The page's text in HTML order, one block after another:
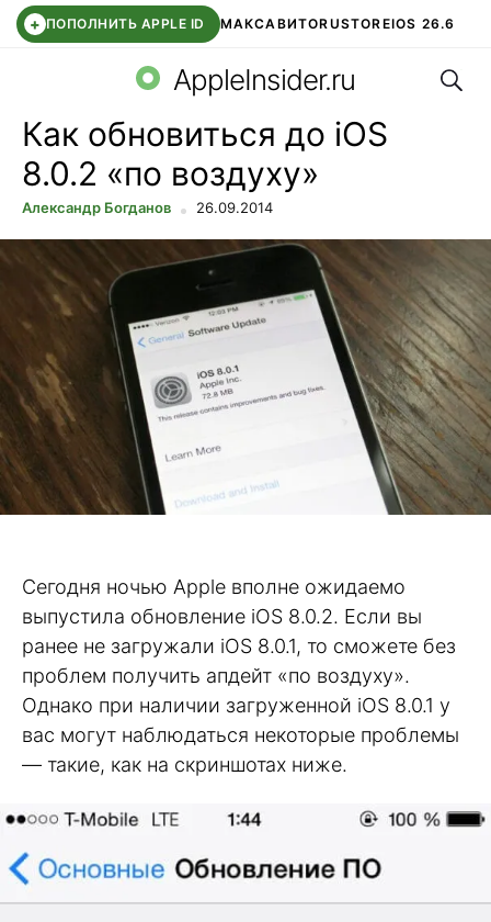
+ ПОПОЛНИТЬ APPLE ID МАКСАВИТОRUSTOREIOS 26.6
СБЕР КИДС ВТБ ОНЛАЙН ЧАТ В ROBLOX
AppleInsider.ru
Как обновиться до iOS
8.0.2 «по воздуху»
Александр Богданов 26.09.2014
Сегодня ночью Apple вполне ожидаемо
выпустила обновление iOS 8.0.2. Если вы
ранее не загружали iOS 8.0.1, то сможете без
проблем получить апдейт «по воздуху».
Однако при наличии загруженной iOS 8.0.1 у
вас могут наблюдаться некоторые проблемы
— такие, как на скриншотах ниже.